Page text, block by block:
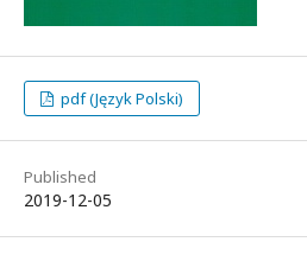
pdf (Język Polski)
Published
2019-12-05